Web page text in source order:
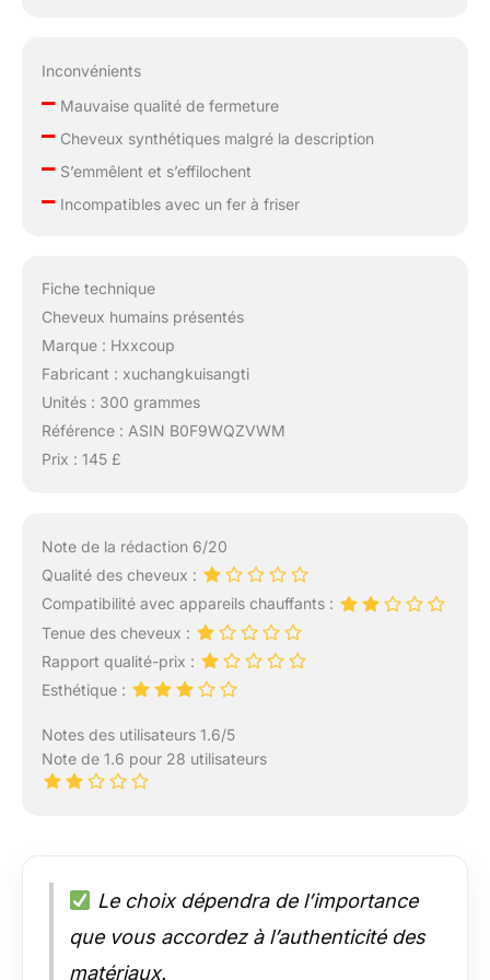
Inconvénients
–Mauvaise qualité de fermeture
–Cheveux synthétiques malgré la description
–S’emmêlent et s’effilochent
–Incompatibles avec un fer à friser
Fiche technique
Cheveux humains présentés
Marque : Hxxcoup
Fabricant : xuchangkuisangti
Unités : 300 grammes
Référence : ASIN B0F9WQZVWM
Prix : 145 £
Note de la rédaction 6/20
Qualité des cheveux :
Compatibilité avec appareils chauffants :
Tenue des cheveux :
Rapport qualité-prix :
Esthétique :
Notes des utilisateurs 1.6/5
Note de 1.6 pour 28 utilisateurs
Le choix dépendra de l’importance
que vous accordez à l’authenticité des
matériaux.